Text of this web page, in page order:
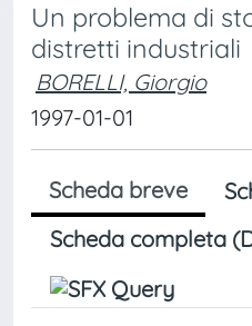
Un problema di
distretti industriali
BORELLI, Giorgio
1997-01-01
Scheda breve
Scheda completa